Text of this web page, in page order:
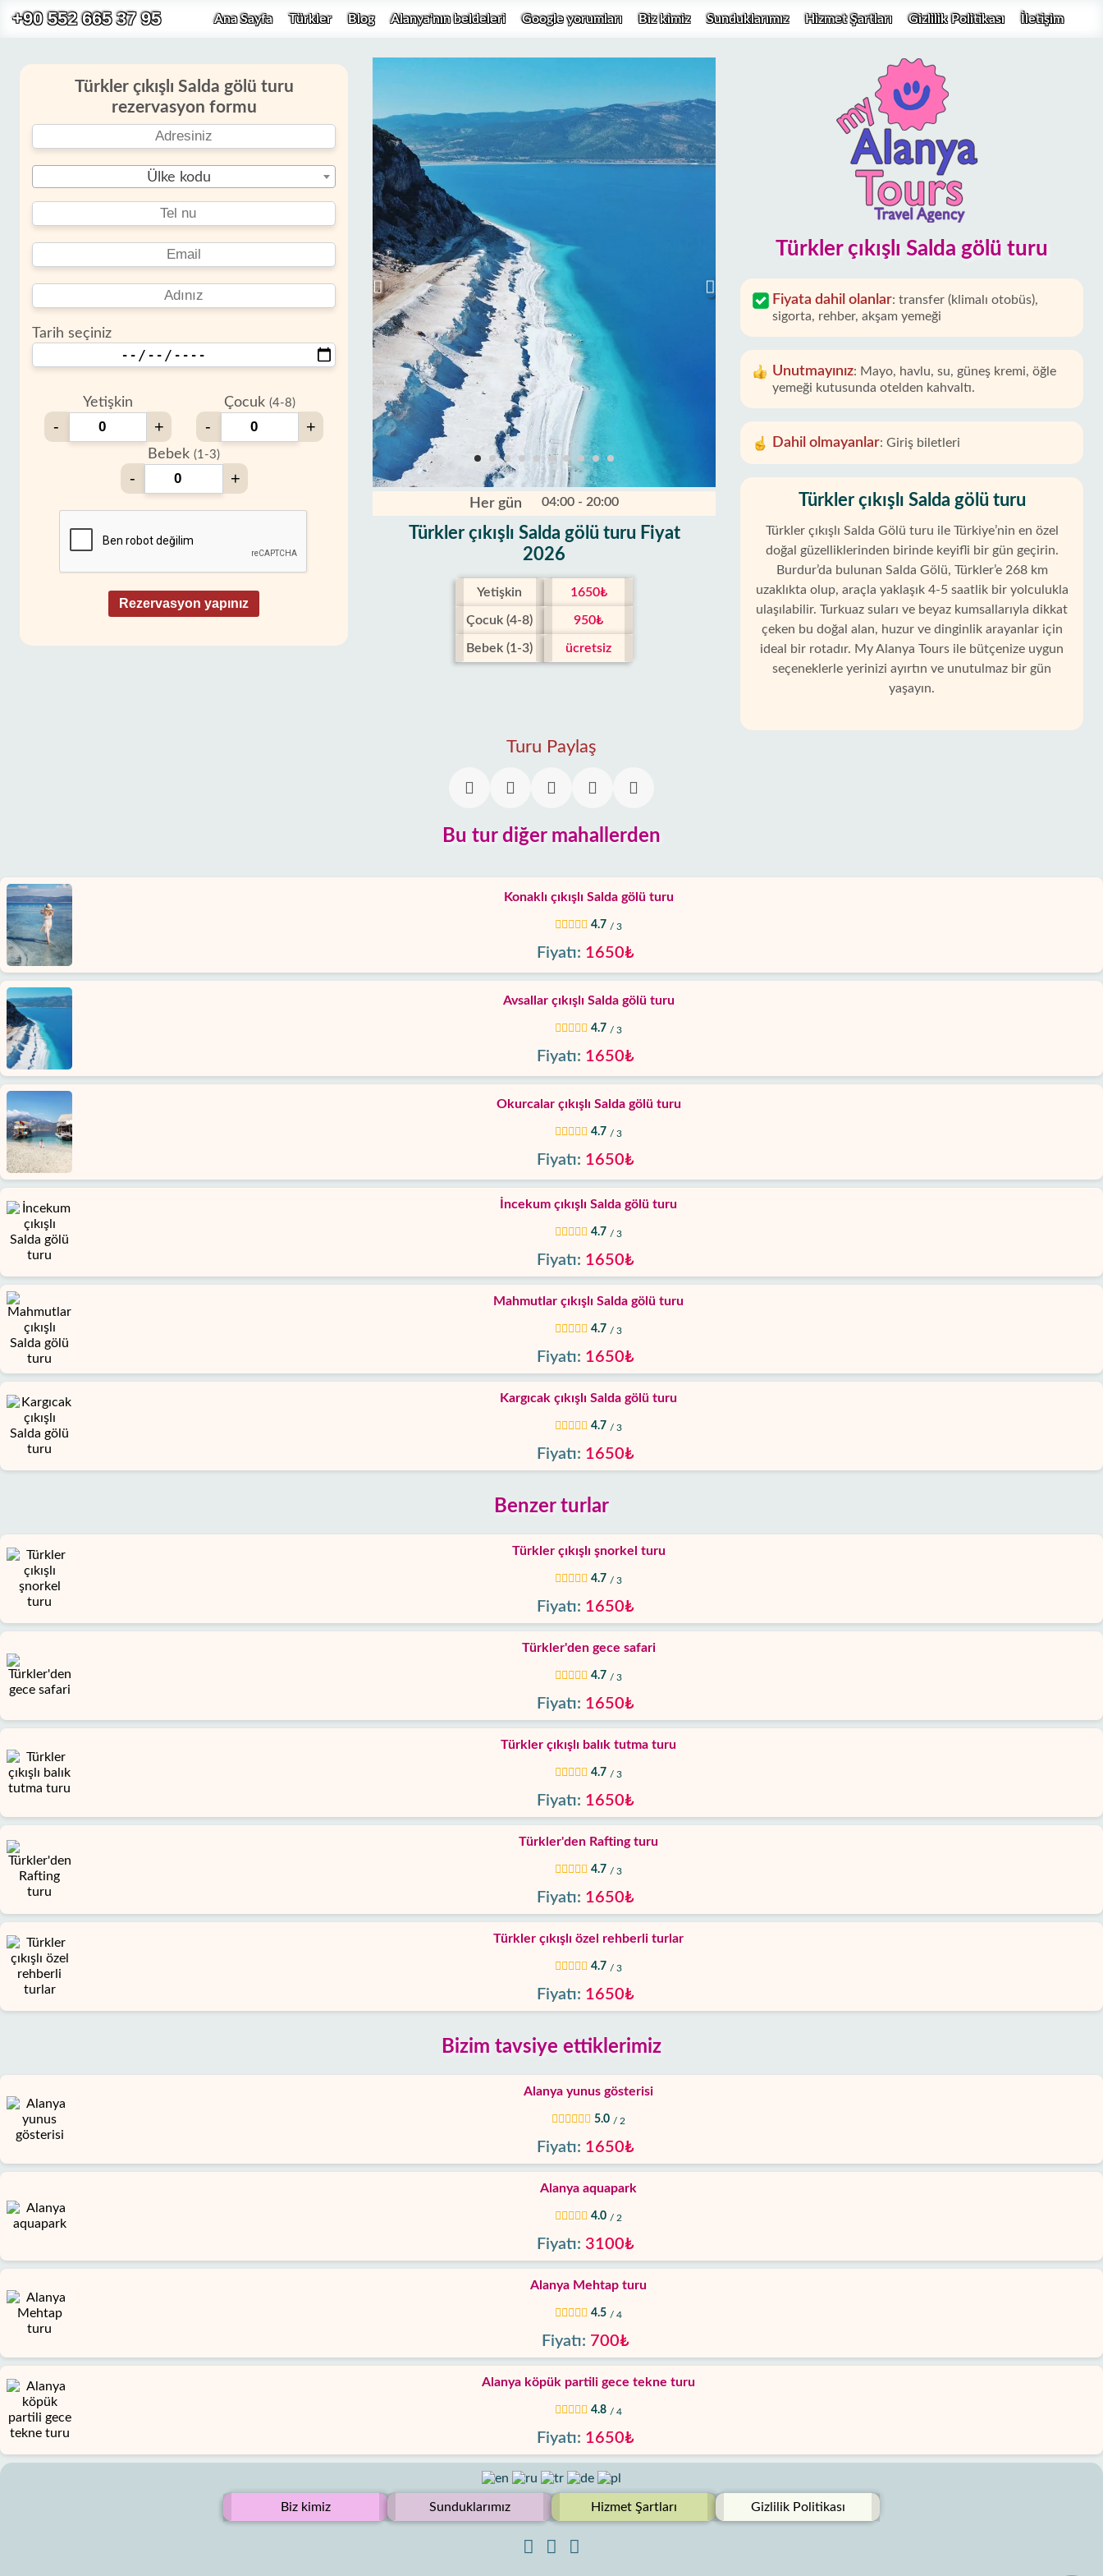
+90 552 665 37 95 Ana Sayfa Türkler Blog Alanya'nın beldeleri Google yorumları Biz kimiz Sunduklarımız Hizmet Şartları Gizlilik Politikası İletişim
Ana
Sayfa
Türkler
Alanya'nın
beldeleri
Blog
Google
yorumları
Biz
kimiz
Sunduklarımız
Hizmet
Şartları
İletişim
Türkler çıkışlı Salda gölü turu
Fiyata dahil olanlar: transfer (klimalı otobüs),
sigorta, rehber, akşam yemeği
Unutmayınız: Mayo, havlu, su, güneş kremi, öğle
yemeği kutusunda otelden kahvaltı.
Dahil olmayanlar: Giriş biletleri
Türkler çıkışlı Salda gölü turu
Türkler çıkışlı Salda Gölü turu ile Türkiye’nin en özel
doğal güzelliklerinden birinde keyifli bir gün geçirin.
Burdur’da bulunan Salda Gölü, Türkler’e 268 km
uzaklıkta olup, araçla yaklaşık 4-5 saatlik bir yolculukla
ulaşılabilir. Turkuaz suları ve beyaz kumsallarıyla dikkat
çeken bu doğal alan, huzur ve dinginlik arayanlar için
ideal bir rotadır. My Alanya Tours ile bütçenize uygun
seçeneklerle yerinizi ayırtın ve unutulmaz bir gün
yaşayın.
Her gün 04:00 - 20:00
Türkler çıkışlı Salda gölü turu Fiyat
2026
Yetişkin 1650₺
Çocuk (4-8) 950₺
Bebek (1-3) ücretsiz
Türkler çıkışlı Salda gölü turu
rezervasyon formu
Ülke kodu
Tarih seçiniz
Yetişkin
- +
Çocuk (4-8)
- +
Bebek (1-3)
- +
Rezervasyon yapınız
Turu Paylaş
Bu tur diğer mahallerden
Konaklı çıkışlı Salda gölü turu
4.7 / 3
Fiyatı: 1650₺
Avsallar çıkışlı Salda gölü turu
4.7 / 3
Fiyatı: 1650₺
Okurcalar çıkışlı Salda gölü turu
4.7 / 3
Fiyatı: 1650₺
İncekum çıkışlı Salda gölü turu
4.7 / 3
Fiyatı: 1650₺
Mahmutlar çıkışlı Salda gölü turu
4.7 / 3
Fiyatı: 1650₺
Kargıcak çıkışlı Salda gölü turu
4.7 / 3
Fiyatı: 1650₺
Benzer turlar
Türkler çıkışlı şnorkel turu
4.7 / 3
Fiyatı: 1650₺
Türkler'den gece safari
4.7 / 3
Fiyatı: 1650₺
Türkler çıkışlı balık tutma turu
4.7 / 3
Fiyatı: 1650₺
Türkler'den Rafting turu
4.7 / 3
Fiyatı: 1650₺
Türkler çıkışlı özel rehberli turlar
4.7 / 3
Fiyatı: 1650₺
Bizim tavsiye ettiklerimiz
Alanya yunus gösterisi
5.0 / 2
Fiyatı: 1650₺
Alanya aquapark
4.0 / 2
Fiyatı: 3100₺
Alanya Mehtap turu
4.5 / 4
Fiyatı: 700₺
Alanya köpük partili gece tekne turu
4.8 / 4
Fiyatı: 1650₺
Biz kimiz Sunduklarımız Hizmet Şartları Gizlilik Politikası